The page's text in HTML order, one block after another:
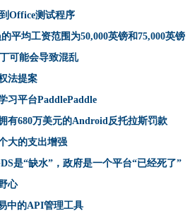
Office测试程序
平均工资范围为50,000英镑和75,000英镑
可能会导致混乱
法提案
习平台PaddlePaddle
有680万美元的Android反托拉斯罚款
大的支出增强
是“缺水”，政府是一个平台“已经死了”
心
中的API管理工具